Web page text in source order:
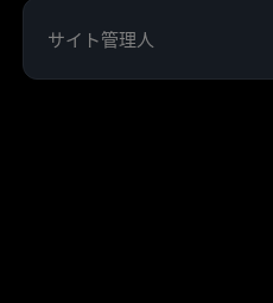
サイト管理人